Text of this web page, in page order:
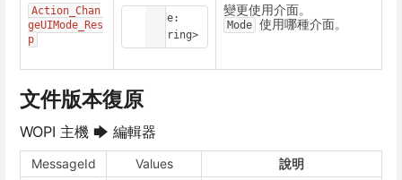
Action_Chan
geUIMode_Res
p
Mode:
<string>
變更使用介面。
Mode 使用哪種介面。
文件版本復原
WOPI 主機 🡆 編輯器
MessageId Values 說明